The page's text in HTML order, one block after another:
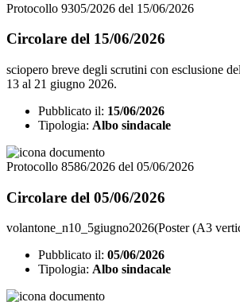
Protocollo 9305/2026 del 15/06/2026
Circolare del 15/06/2026
sciopero breve degli scrutini con esclusione
13 al 21 giugno 2026.
Pubblicato il: 15/06/2026
Tipologia: Albo sindacale
Protocollo 8586/2026 del 05/06/2026
Circolare del 05/06/2026
volantone_n10_5giugno2026(Poster (A3
Pubblicato il: 05/06/2026
Tipologia: Albo sindacale